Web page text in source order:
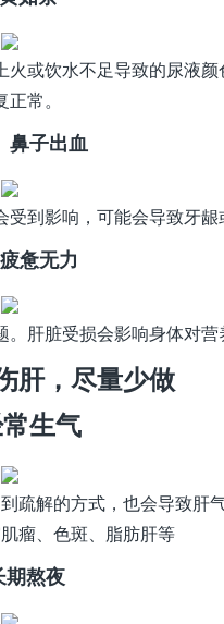
或饮水不足导致的尿液
常。
鼻子出血
到影响，可能会导致牙龈
惫无力
肝脏受损会影响身体对营
肝，尽量少做
生气
疏解的方式，也会导致肝
瘤、色斑、脂肪肝等
期熬夜